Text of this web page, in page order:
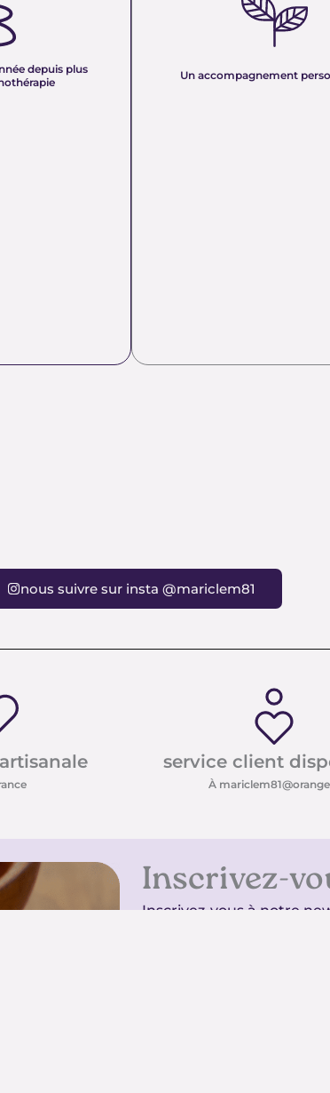
depuis plus
de deux
partage son savoir
en lithothérapie à
dans votre
Un accompagnement
Nous sélectionnons
minéraux pour vous offrir des
naturelles, non traitées et chargées
vibration et son authenticité afin
nous suivre sur insta @mariclem81
service client
À
Inscrivez-
Inscrivez-vous à notre